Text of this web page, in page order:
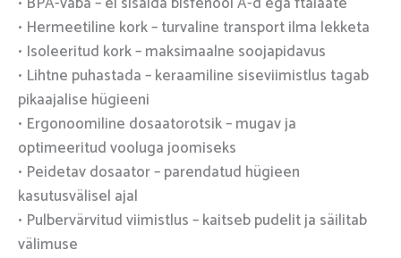
• Hermeetiline kork – turvaline transport ilma lekketa
• Isoleeritud kork – maksimaalne soojapidavus
• Lihtne puhastada – keraamiline siseviimistlus tagab
pikaajalise hügieeni
• Ergonoomiline dosaatorotsik – mugav ja
optimeeritud vooluga joomiseks
• Peidetav dosaator – parendatud hügieen
kasutusvälisel ajal
• Pulbervärvitud viimistlus – kaitseb pudelit ja säilitab
välimuse